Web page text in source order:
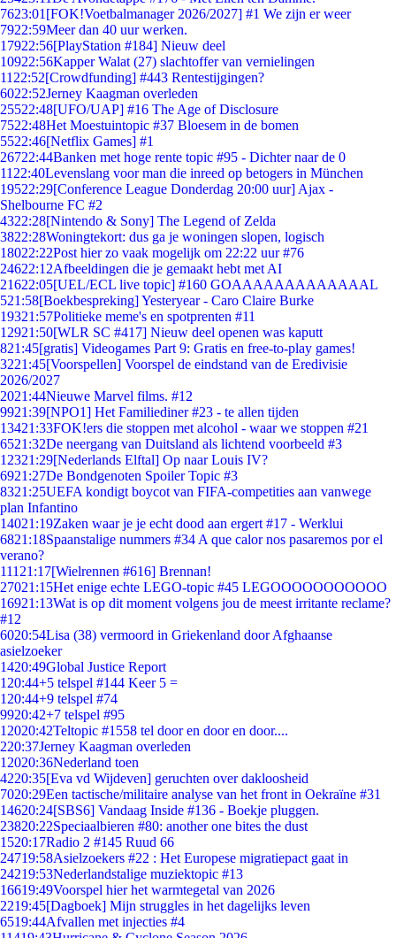
7623:01 [FOK!Voetbalmanager 2026/2027] #1 We zijn er weer
7922:59Meer dan 40 uur werken.
17922:56[PlayStation #184] Nieuw deel
10922:56Kapper Walat (27) slachtoffer van vernielingen
11 22:52[Crowdfunding] #443 Rentestijgingen?
6022:52Jerney Kaagman overleden
25522:48[UFO/UAP] #16 The Age of Disclosure
7522:48Het Moestuintopic #37 Bloesem in de bomen
5522:46[Netflix Games] #1
26722:44Banken met hoge rente topic #95 - Dichter naar de 0
11 22:40Levenslang voor man die inreed op betogers in München
19522:29[Conference League Donderdag 20:00 uur] Ajax -
Shelbourne FC #2
4322:28[Nintendo & Sony] The Legend of Zelda
3822:28Woningtekort: dus ga je woningen slopen, logisch
18022:22Post hier zo vaak mogelijk om 22:22 uur #76
24622:12Afbeeldingen die je gemaakt hebt met AI
21622:05[UEL/ECL live topic] #160 GOAAAAAAAAAAAAAL
521:58[Boekbespreking] Yesteryear - Caro Claire Burke
19321:57Politieke meme's en spotprenten #11
12921:50[WLR SC #417] Nieuw deel openen was kaputt
821:45[gratis] Videogames Part 9: Gratis en free-to-play games!
3221:45[Voorspellen] Voorspel de eindstand van de Eredivisie
2026/2027
2021:44Nieuwe Marvel films. #12
9921:39[NPO1] Het Familiediner #23 - te allen tijden
13421:33FOK!ers die stoppen met alcohol - waar we stoppen #21
6521:32De neergang van Duitsland als lichtend voorbeeld #3
12321:29[Nederlands Elftal] Op naar Louis IV?
6921:27De Bondgenoten Spoiler Topic #3
8321:25UEFA kondigt boycot van FIFA-competities aan vanwege
plan Infantino
14021:19Zaken waar je je echt dood aan ergert #17 - Werklui
6821:18Spaanstalige nummers #34 A que calor nos pasaremos por el
verano?
111 21:17[Wielrennen #616] Brennan!
27021:15Het enige echte LEGO-topic #45 LEGOOOOOOOOOOO
16921:13Wat is op dit moment volgens jou de meest irritante reclame?
#12
6020:54Lisa (38) vermoord in Griekenland door Afghaanse
asielzoeker
1420:49Global Justice Report
1 20:44+5 telspel #144 Keer 5 =
1 20:44+9 telspel #74
9920:42+7 telspel #95
12020:42Teltopic #1558 tel door en door en door....
220:37Jerney Kaagman overleden
12020:36Nederland toen
4220:35[Eva vd Wijdeven] geruchten over dakloosheid
7020:29Een tactische/militaire analyse van het front in Oekraïne #31
14620:24[SBS6] Vandaag Inside #136 - Boekje pluggen.
23820:22Speciaalbieren #80: another one bites the dust
1520:17Radio 2 #145 Ruud 66
24719:58Asielzoekers #22 : Het Europese migratiepact gaat in
24219:53Nederlandstalige muziektopic #13
16619:49Voorspel hier het warmtegetal van 2026
2219:45[Dagboek] Mijn struggles in het dagelijks leven
6519:44Afvallen met injecties #4